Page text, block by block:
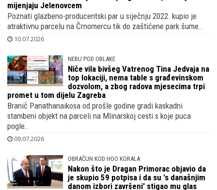
Na top lokaciji u Zagrebu vilu s bazenom
i glazbeni studio grade Branimir
Mihaljević i supruga Sandra, Trešnjevku
mijenjaju Jelenovcem
Poznati glazbeno-producentski par u siječnju 2022. kupio je
atraktivnu parcelu na Črnomercu tik do zaštićene park šume..
10.07.2026
NEBU POD OBLAKE
Niče vila bivšeg Vatrenog Tina Jedvaja na
top lokaciji, nema table s građevinskom
dozvolom, a zbog radova mjesecima trpi
promet u tom dijelu Zagreba
Branič Panathanaikosa od prošle godine gradi kaskadni
stambeni objekt na parceli na Mlinarskoj cesti s koje puca
pogle..
09.07.2026
OBRAČUN KOD HOO KORALA